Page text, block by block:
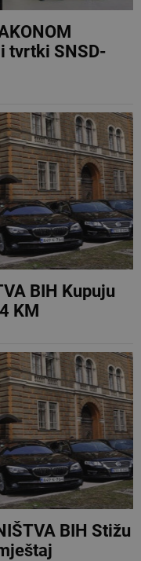
tvrtki SNSD-
BIH Kupuju
KM
BIH Stižu